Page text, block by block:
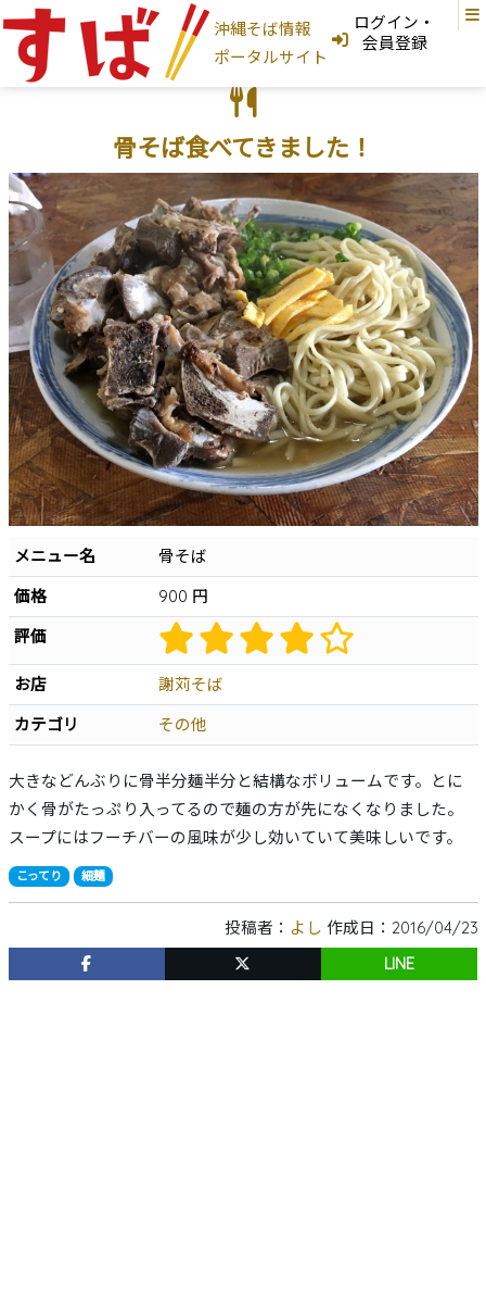
沖縄そば情報
ポータルサイト
フリーワード検索
沖縄そば家
地図から探す
現在地から探す
地域から探す
国頭村 大宜味村 東村 今帰仁村 本部町 名護市 宜野座村 恩納村 金武町
うるま市
読谷村 嘉手納町 沖縄市 北谷町 北中城村 宜野湾市 中城村
西原町 浦添市 那覇市 首里 与那原町 南風原町 豊見城市 南城市
八重瀬町 糸満市 宮古島 石垣島 大東島
そば家情報を新規登録
沖縄そば
カテゴリから探す
沖縄そば 軟骨ソーキそば 本ソーキそば てびちそば ゆし豆腐そば
創作そば その他
沖縄そば製麺所
イベント情報
特集
ログイン・
会員登録
ログインはこちら
骨そば食べてきました！
メニュー名
骨そば
価格
900 円
評価
お店
謝苅そば
カテゴリ
その他
大きなどんぶりに骨半分麺半分と結構なボリュームです。とに
かく骨がたっぷり入ってるので麺の方が先になくなりました。
スープにはフーチバーの風味が少し効いていて美味しいです。
こってり 細麺
投稿者： よし 作成日：2016/04/23
LINE